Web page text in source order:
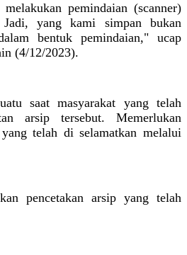
pemindaian (scanner)
Jadi, yang kami simpan bukan
bentuk pemindaian," ucap
(4/12/2023).
saat masyarakat yang telah
arsip tersebut. Memerlukan
telah di selamatkan melalui
pencetakan arsip yang telah